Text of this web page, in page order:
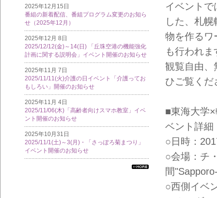
2025年12月15日
番組の新着配信、番組プログラム変更のお知ら
せ（2025年12月）
2025年12月 8日
2025/12/12(金)～14(日) 「丘珠空港の機能強化
計画に関する説明会」イベント開催のお知らせ
2025年11月 7日
2025/11/11(火)介護の日イベント「介護ってお
もしろい」開催のお知らせ
2025年11月 4日
2025/11/06(木)「高齢者向けスマホ教室」イベ
ント開催のお知らせ
2025年10月31日
2025/11/1(土)～3(月)・「さっぽろ菊まつり」
イベント開催のお知らせ
イベント
した、札
物を作るワ
も行われま
観覧自由、
ひご覧くだ
■東海大学
ベント詳細
○日時：
○会場：チ
間
○西側イベ